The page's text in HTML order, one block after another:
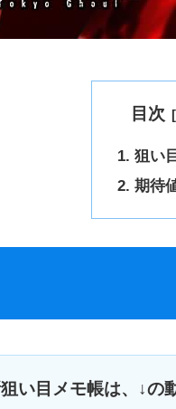
目次
狙い目
期待
い目メモ帳は、↓の